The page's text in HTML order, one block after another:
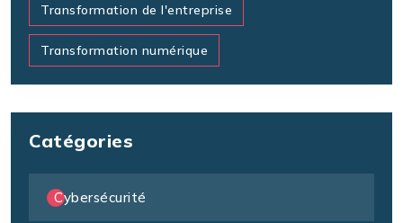
Transformation de l'entreprise
Transformation numérique
Catégories
Cybersécurité